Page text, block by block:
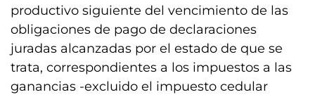
productivo siguiente del vencimiento de las
obligaciones de pago de declaraciones
juradas alcanzadas por el estado de que se
trata, correspondientes a los impuestos a las
ganancias -excluido el impuesto cedular